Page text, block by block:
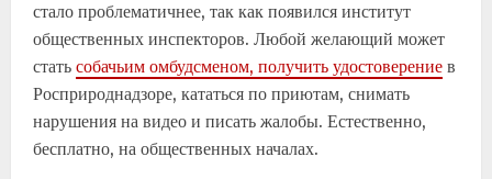
стало проблематичнее, так как появился институт
общественных инспекторов. Любой желающий может
стать собачьим омбудсменом, получить удостоверение в
Росприроднадзоре, кататься по приютам, снимать
нарушения на видео и писать жалобы. Естественно,
бесплатно, на общественных началах.